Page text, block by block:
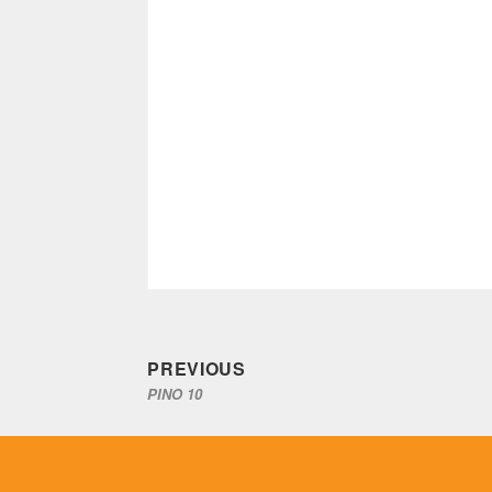
Navegación
de
entradas
PREVIOUS
PINO 10